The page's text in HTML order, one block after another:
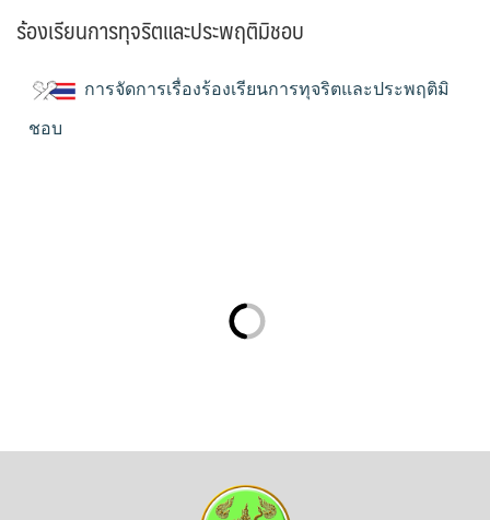
ร้องเรียนการทุจริตและประพฤติมิชอบ
การจัดการเรื่องร้องเรียนการทุจริตและประพฤติมิ
ชอบ